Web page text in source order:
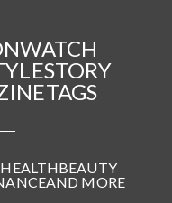
WATCH
STORY
TAGS
HEALTHBEAUTY
AND MORE